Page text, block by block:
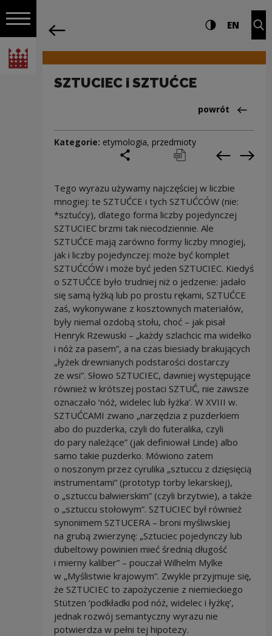
Włącz nawigację
Narodowe Centrum Kultury
Nawigacja Ustawienia i Wysoki
EN
SZTUCIEC i SZTUĆCE
Powrót
powrót
Kategorie: etymologia, przedmioty
podziel się
drukuj pobierz
Tego wyrazu używamy najczęściej w liczbie
mnogiej: te SZTUĆCE i tych SZTUĆCÓW (nie:
*sztućcy), dlatego forma liczby pojedynczej
SZTUCIEC brzmi tak niecodziennie. Ale
SZTUĆCE mają zarówno formy liczby mnogiej,
jak i liczby pojedynczej: może być komplet
SZTUĆCÓW i może być jeden SZTUCIEC. Kiedyś
o SZTUĆCE było trudniej niż o jedzenie: jadało
się samą łyżką lub po prostu rękami, SZTUĆCE
zaś, wykonywane z kosztownych materiałów,
były niemal ozdobą stołu, choć – jak pisał
Henryk Rzewuski – „każdy szlachcic ma widełko
i nóż za pasem”, a na czas biesiady brakujących
„łyżek drewnianych podstarości dostarczy
ze wsi”. Słowo SZTUCIEC, dawniej występujące
również w krótszej postaci SZTUĆ, nie zawsze
oznaczało ‘nóż, widelec lub łyżka’. W XVIII w.
SZTUĆCAMI zwano „narzędzia z puzderkiem
abo do puzderka, czyli do futeralika, czyli
do pary należące” (jak definiował Linde) albo
samo takie puzderko. Mówiono zatem
o noszonym przez cyrulika „sztuccu z dzięsięcią
instrumentami” (prototyp torby lekarskiej),
o „sztuccu balwierskim” (czyli brzytwie), a także
o „sztuccu stołowym”. SZTUCIEC był również
synonimem SZTUCERA – broni myśliwskiej
na grubą zwierzynę: „Sztuciec pojedynczy lub
dubeltowy powinien mieć średnią długość
i mierny kaliber” – pouczał Wilhelm Mylke
w „Myślistwie krajowym”. Zwykle przyjmuje się,
że SZTUCIEC to zapożyczenie z niemieckiego
Stützen ‘podkładki pod nóż, widelec i łyżkę’,
jednak rozwój semantyczny wyrazu nie
potwierdza w pełni tej hipotezy.